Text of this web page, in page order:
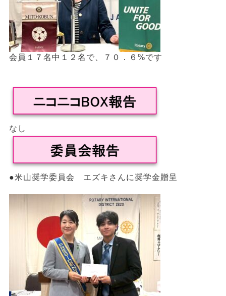
会員１７名中１２名で、７０．６%です
なし
●米山奨学委員会 エズキさんに奨学金贈呈